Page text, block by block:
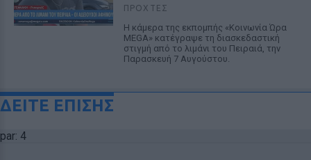
ΠΡΟΧΤΈΣ
Η κάμερα της εκπομπής «Κοινωνία Ώρα
MEGA» κατέγραψε τη διασκεδαστική
στιγμή από το λιμάνι του Πειραιά, την
Παρασκευή 7 Αυγούστου.
ΔΕΙΤΕ ΕΠΙΣΗΣ
par: 4